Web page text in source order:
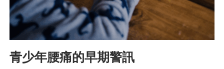
青少年腰痛的早期警訊